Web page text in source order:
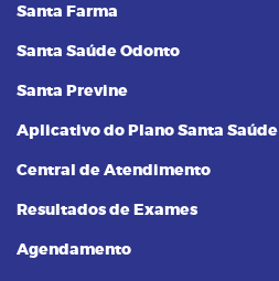
Santa Farma
Santa Saúde Odonto
Santa Previne
Aplicativo do Plano Santa Saúde
Central de Atendimento
Resultados de Exames
Agendamento